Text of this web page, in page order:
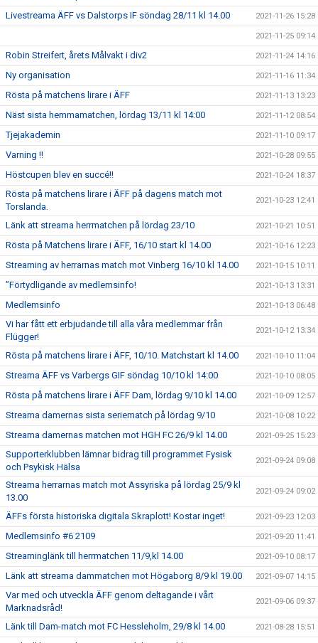
Livestreama ÄFF vs Dalstorps IF söndag 28/11 kl 14.00 2021-11-26 15:28
2021-11-25 09:14
Robin Streifert, årets Målvakt i div2 2021-11-24 14:16
Ny organisation 2021-11-16 11:34
Rösta på matchens lirare i ÄFF 2021-11-13 13:23
Näst sista hemmamatchen, lördag 13/11 kl 14:00 2021-11-12 08:54
Tjejakademin 2021-11-10 09:17
Varning !! 2021-10-28 09:55
Höstcupen blev en succé!! 2021-10-24 18:37
Rösta på matchens lirare i ÄFF på dagens match mot
Torslanda.
2021-10-23 12:41
Länk att streama herrmatchen på lördag 23/10 2021-10-21 10:51
Rösta på Matchens lirare i ÄFF, 16/10 start kl 14.00 2021-10-16 12:23
Streaming av herrarnas match mot Vinberg 16/10 kl 14.00 2021-10-15 10:11
”Förtydligande av medlemsinfo! 2021-10-13 13:31
Medlemsinfo 2021-10-13 06:48
Vi har fått ett erbjudande till alla våra medlemmar från
Flügger!
2021-10-12 13:34
Rösta på matchens lirare i ÄFF, 10/10. Matchstart kl 14.00 2021-10-10 11:04
Streama ÄFF vs Varbergs GIF söndag 10/10 kl 14:00 2021-10-10 08:05
Rösta på matchens lirare i ÄFF Dam, lördag 9/10 kl 14.00 2021-10-09 12:57
Streama damernas sista seriematch på lördag 9/10 2021-10-08 10:22
Streama damernas matchen mot HGH FC 26/9 kl 14.00 2021-09-25 15:23
Supporterklubben lämnar bidrag till programmet Fysisk
och Psykisk Hälsa
2021-09-24 09:08
Streama herrarnas match mot Assyriska på lördag 25/9 kl
13.00
2021-09-24 09:02
ÄFFs första historiska digitala Skraplott! Kostar inget! 2021-09-23 12:03
Medlemsinfo #6 2109 2021-09-20 11:41
Streaminglänk till herrmatchen 11/9,kl 14.00 2021-09-10 08:17
Länk att streama dammatchen mot Högaborg 8/9 kl 19.00 2021-09-07 14:15
Var med och utveckla ÄFF genom deltagande i vårt
Marknadsråd!
2021-09-06 09:37
Länk till Dam-match mot FC Hessleholm, 29/8 kl 14.00 2021-08-28 15:51